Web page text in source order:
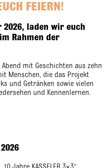
FEIERN!
2026, laden wir euch
Rahmen der
mit Geschichten aus zehn
Menschen, die das Projekt
und Getränken sowie vielen
und Kennenlernen.